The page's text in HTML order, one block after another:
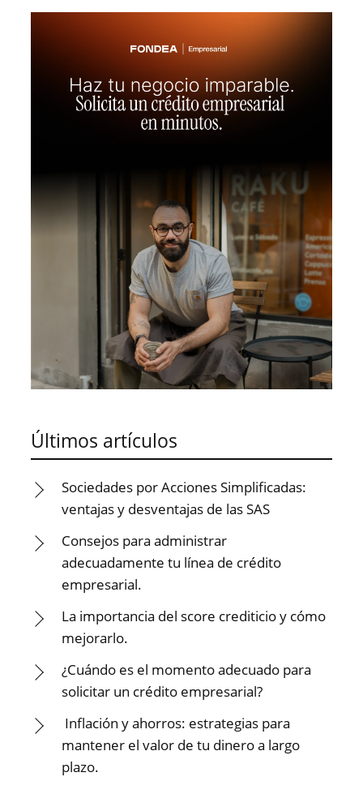
Últimos artículos
Sociedades por Acciones Simplificadas:
ventajas y desventajas de las SAS
Consejos para administrar
adecuadamente tu línea de crédito
empresarial.
La importancia del score crediticio y cómo
mejorarlo.
¿Cuándo es el momento adecuado para
solicitar un crédito empresarial?
Inflación y ahorros: estrategias para
mantener el valor de tu dinero a largo
plazo.